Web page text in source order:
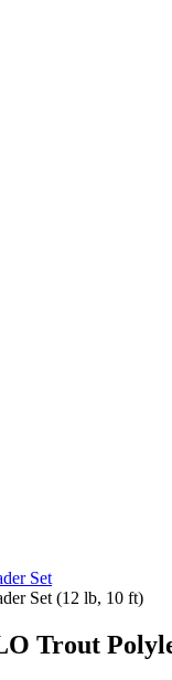
Set
Set (12 lb, 10 ft)
Trout